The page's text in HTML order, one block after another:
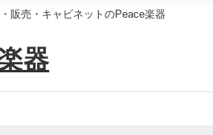
販売・キャビネットのPeace楽器
器